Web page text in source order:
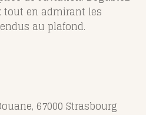
en admirant les
au plafond.
67000 Strasbourg